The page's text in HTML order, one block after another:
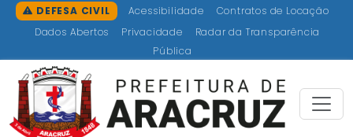
Ir para o conteúdo [1]
Ir para o menu [2]
Ir para a busca [3]
Ir para o rodapé [4]
DEFESA CIVIL Acessibilidade
Contratos de Locação
Dados Abertos
Privacidade
Radar da Transparência
Pública